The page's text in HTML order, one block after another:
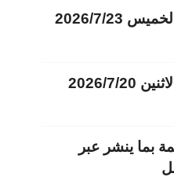
2026/7/23
7/20
بما ينشر عبر